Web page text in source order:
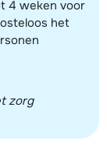
4 weken voor
het
zorg